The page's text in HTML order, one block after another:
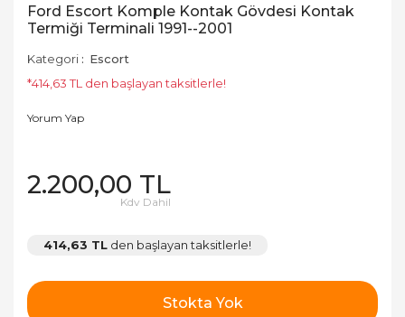
Ford Escort Komple Kontak Gövdesi Kontak
Termiği Terminali 1991--2001
Kategori
Escort
*414,63 TL den başlayan taksitlerle!
Yorum Yap
2.200,00 TL
Kdv Dahil
414,63 TL den başlayan taksitlerle!
Stokta Yok